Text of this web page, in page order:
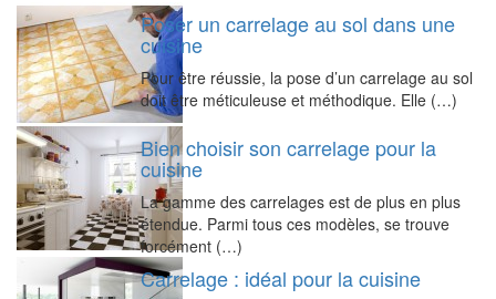
Poser un carrelage au sol dans une
cuisine
Pour être réussie, la pose d’un carrelage au sol
doit être méticuleuse et méthodique. Elle (…)
Bien choisir son carrelage pour la
cuisine
La gamme des carrelages est de plus en plus
étendue. Parmi tous ces modèles, se trouve
forcément (…)
Carrelage : idéal pour la cuisine